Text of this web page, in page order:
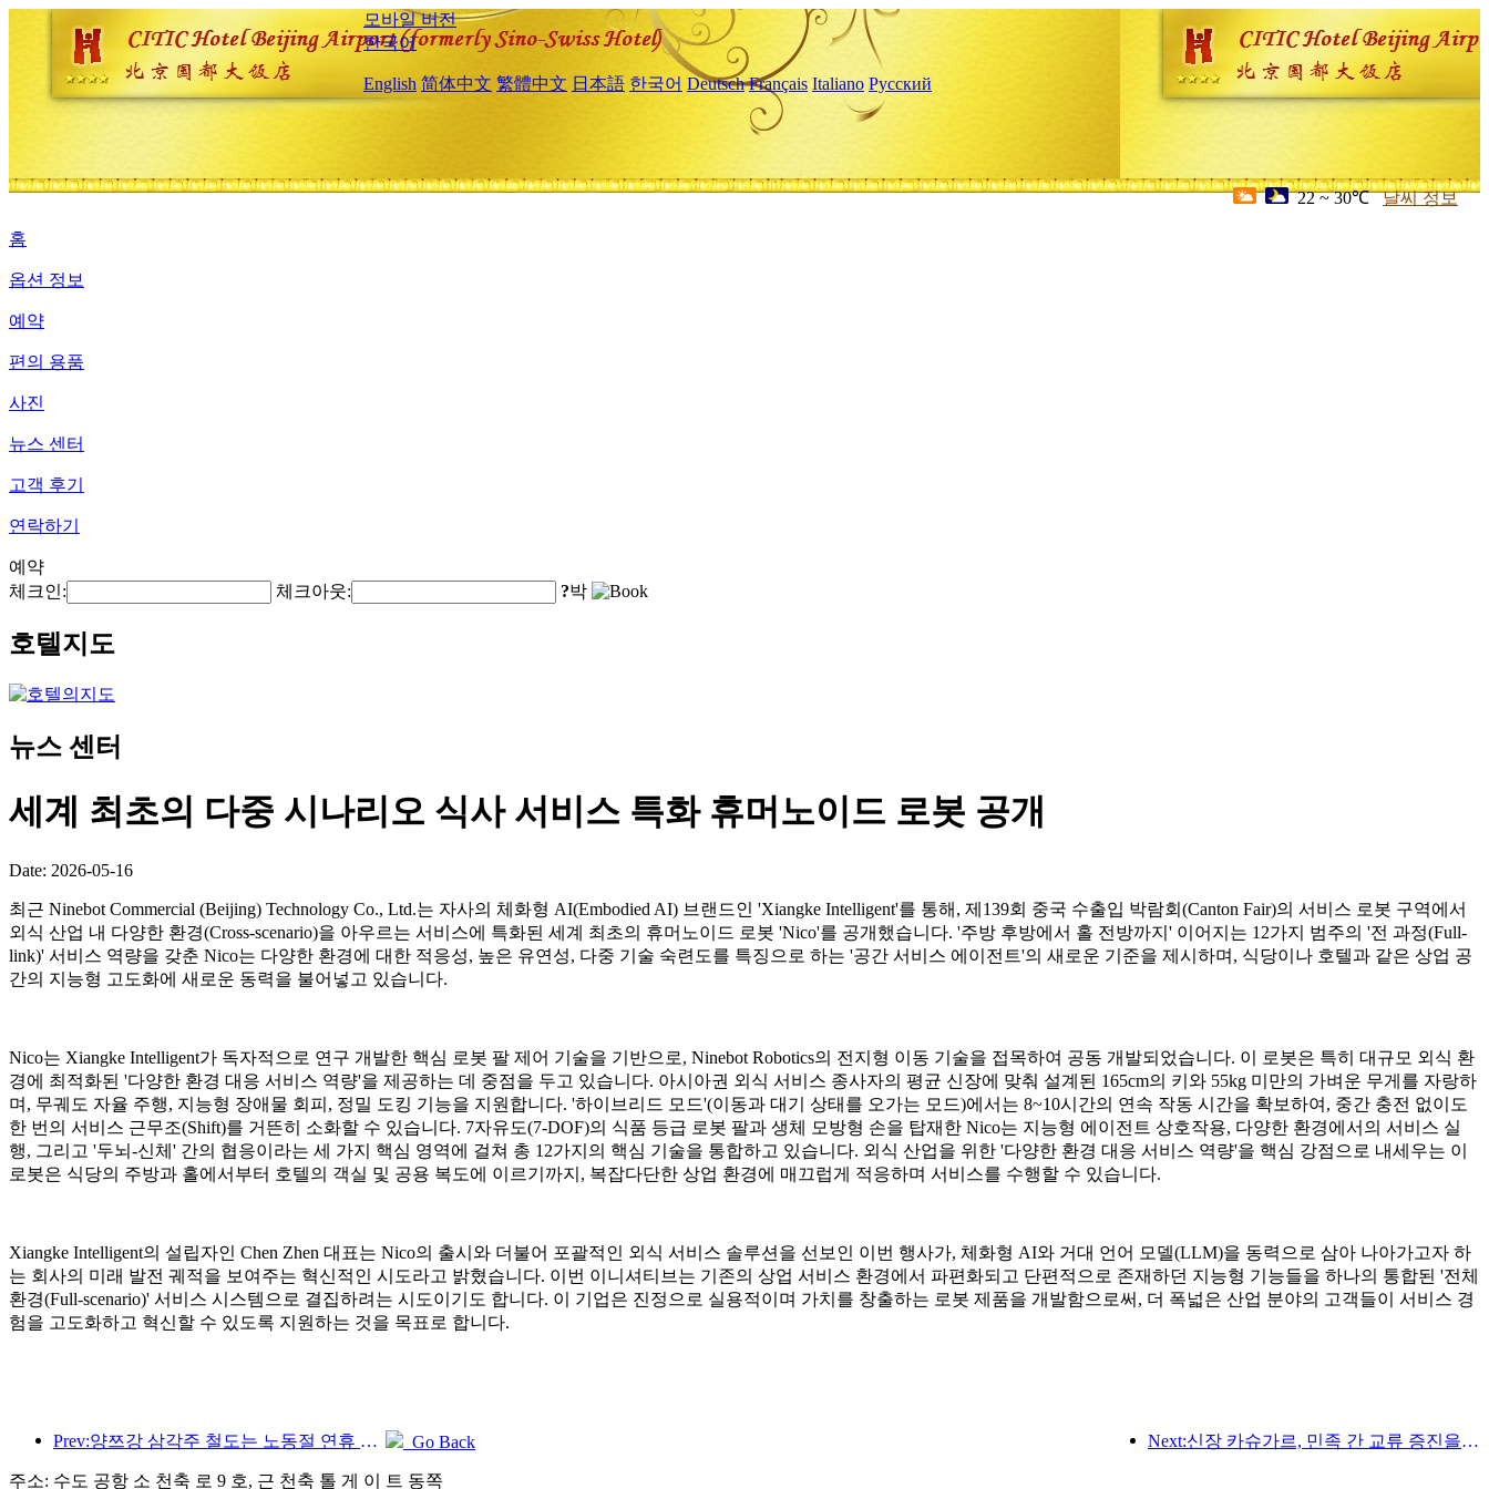
모바일 버전
한국어
English 简体中文 繁體中文 日本語 한국어 Deutsch Français Italiano Русский
22 ~ 30℃ 날씨 정보
홈
옵션 정보
예약
편의 용품
사진
뉴스 센터
고객 후기
연락하기
예약
체크인:
체크아웃: ?박
호텔지도
뉴스 센터
세계 최초의 다중 시나리오 식사 서비스 특화 휴머노이드 로봇 공개
Date: 2026-05-16
최근 Ninebot Commercial (Beijing) Technology Co., Ltd.는 자사의 체화형 AI(Embodied AI) 브랜드인 'Xiangke Intelligent'를 통해, 제139회 중국 수출입 박람회(Canton Fair)의 서비스 로봇 구역에서
외식 산업 내 다양한 환경(Cross-scenario)을 아우르는 서비스에 특화된 세계 최초의 휴머노이드 로봇 'Nico'를 공개했습니다. '주방 후방에서 홀 전방까지' 이어지는 12가지 범주의 '전 과정(Full-
link)' 서비스 역량을 갖춘 Nico는 다양한 환경에 대한 적응성, 높은 유연성, 다중 기술 숙련도를 특징으로 하는 '공간 서비스 에이전트'의 새로운 기준을 제시하며, 식당이나 호텔과 같은 상업 공
간의 지능형 고도화에 새로운 동력을 불어넣고 있습니다.
Nico는 Xiangke Intelligent가 독자적으로 연구 개발한 핵심 로봇 팔 제어 기술을 기반으로, Ninebot Robotics의 전지형 이동 기술을 접목하여 공동 개발되었습니다. 이 로봇은 특히 대규모 외식 환
경에 최적화된 '다양한 환경 대응 서비스 역량'을 제공하는 데 중점을 두고 있습니다. 아시아권 외식 서비스 종사자의 평균 신장에 맞춰 설계된 165cm의 키와 55kg 미만의 가벼운 무게를 자랑하
며, 무궤도 자율 주행, 지능형 장애물 회피, 정밀 도킹 기능을 지원합니다. '하이브리드 모드'(이동과 대기 상태를 오가는 모드)에서는 8~10시간의 연속 작동 시간을 확보하여, 중간 충전 없이도
한 번의 서비스 근무조(Shift)를 거뜬히 소화할 수 있습니다. 7자유도(7-DOF)의 식품 등급 로봇 팔과 생체 모방형 손을 탑재한 Nico는 지능형 에이전트 상호작용, 다양한 환경에서의 서비스 실
행, 그리고 '두뇌-신체' 간의 협응이라는 세 가지 핵심 영역에 걸쳐 총 12가지의 핵심 기술을 통합하고 있습니다. 외식 산업을 위한 '다양한 환경 대응 서비스 역량'을 핵심 강점으로 내세우는 이
로봇은 식당의 주방과 홀에서부터 호텔의 객실 및 공용 복도에 이르기까지, 복잡다단한 상업 환경에 매끄럽게 적응하며 서비스를 수행할 수 있습니다.
Xiangke Intelligent의 설립자인 Chen Zhen 대표는 Nico의 출시와 더불어 포괄적인 외식 서비스 솔루션을 선보인 이번 행사가, 체화형 AI와 거대 언어 모델(LLM)을 동력으로 삼아 나아가고자 하
는 회사의 미래 발전 궤적을 보여주는 혁신적인 시도라고 밝혔습니다. 이번 이니셔티브는 기존의 상업 서비스 환경에서 파편화되고 단편적으로 존재하던 지능형 기능들을 하나의 통합된 '전체
환경(Full-scenario)' 서비스 시스템으로 결집하려는 시도이기도 합니다. 이 기업은 진정으로 실용적이며 가치를 창출하는 로봇 제품을 개발함으로써, 더 폭넓은 산업 분야의 고객들이 서비스 경
험을 고도화하고 혁신할 수 있도록 지원하는 것을 목표로 합니다.
Prev:양쯔강 삼각주 철도는 노동절 연휴 기간 동안 2,138만 명이 넘는 승객을 수송했습니다. Next:신장 카슈가르, 민족 간 교류 증진을 위한 관광 홍보 행사 개최
Go Back
주소: 수도 공항 소 천축 로 9 호, 근 천축 톨 게 이 트 동쪽